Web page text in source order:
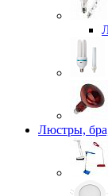
Люстры,